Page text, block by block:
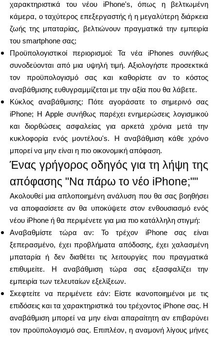
χαρακτηριστικά του νέου iPhone's, όπως η βελτιωμένη
κάμερα, ο ταχύτερος επεξεργαστής ή η μεγαλύτερη διάρκεια
ζωής της μπαταρίας, βελτιώνουν πραγματικά την εμπειρία
του smartphone σας;
Προϋπολογιστικοί περιορισμοί: Τα νέα iPhones συνήθως
συνοδεύονται από μια υψηλή τιμή. Αξιολογήστε προσεκτικά
τον προϋπολογισμό σας και καθορίστε αν το κόστος
αναβάθμισης ευθυγραμμίζεται με την αξία που θα λάβετε.
Κύκλος αναβάθμισης: Πότε αγοράσατε το σημερινό σας
iPhone; Η Apple συνήθως παρέχει ενημερώσεις λογισμικού
και διορθώσεις ασφαλείας για αρκετά χρόνια μετά την
κυκλοφορία ενός μοντέλου's. Η αναβάθμιση κάθε χρόνο
μπορεί να μην είναι η πιο οικονομική απόφαση.
Ένας γρήγορος οδηγός για τη λήψη της
απόφασης "Να πάρω το νέο iPhone;""
Ακολουθεί μια απλοποιημένη ανάλυση που θα σας βοηθήσει
να αποφασίσετε αν θα υποκύψετε στον ενθουσιασμό ενός
νέου iPhone ή θα περιμένετε για μια πιο κατάλληλη στιγμή:
Αναβαθμίστε τώρα αν: Το τρέχον iPhone σας είναι
ξεπερασμένο, έχει προβλήματα απόδοσης, έχει χαλασμένη
μπαταρία ή δεν διαθέτει τις λειτουργίες που πραγματικά
επιθυμείτε. Η αναβάθμιση τώρα σας εξασφαλίζει την
εμπειρία των τελευταίων εξελίξεων.
Σκεφτείτε να περιμένετε εάν: Είστε ικανοποιημένοι με τις
επιδόσεις και τα χαρακτηριστικά του τρέχοντος iPhone σας. Η
αναβάθμιση μπορεί να μην είναι απαραίτητη αν επιβαρύνει
τον προϋπολογισμό σας. Επιπλέον, η αναμονή λίγους μήνες